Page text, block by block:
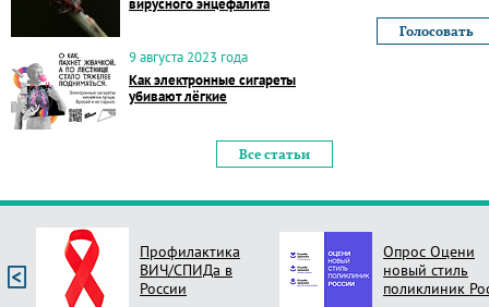
вирусного энцефалита
9 августа 2023 года
Как электронные сигареты
убивают лёгкие
Все статьи
Профилактика
ВИЧ/СПИДа в
России
Опрос Оцени
новый стиль
поликлиник